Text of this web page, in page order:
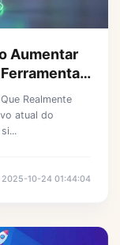
Aumentar
Realmente
atual do
2025-10-24 01:44:04